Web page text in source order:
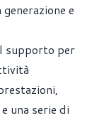
e
supporto per
una serie di